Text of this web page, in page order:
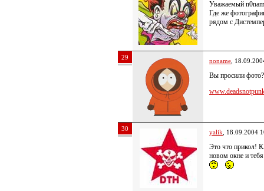
Уважаемый
Где же
рядом с
29 noname ,
Вы просили
30 yalik , 18.09.2004
Это что прикол!
новом окне и